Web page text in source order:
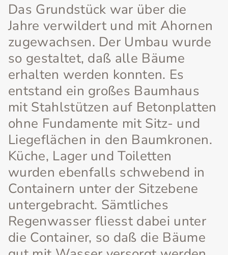
Das Grundstück war über die
Jahre verwildert und mit Ahornen
zugewachsen. Der Umbau wurde
so gestaltet, daß alle Bäume
erhalten werden konnten. Es
entstand ein großes Baumhaus
mit Stahlstützen auf Betonplatten
ohne Fundamente mit Sitz- und
Liegeflächen in den Baumkronen.
Küche, Lager und Toiletten
wurden ebenfalls schwebend in
Containern unter der Sitzebene
untergebracht. Sämtliches
Regenwasser fliesst dabei unter
die Container, so daß die Bäume